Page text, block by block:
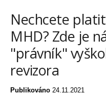
Nechcete
MHD? Zde je
"právník"
revizora
Publikováno 24.11.2021